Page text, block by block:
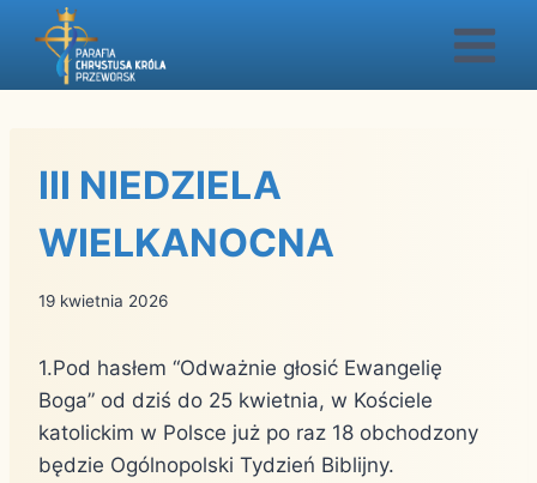
Przejdź
III NIEDZIELA
WIELKANOCNA
19 kwietnia 2026
1.Pod hasłem “Odważnie głosić Ewangelię
Boga” od dziś do 25 kwietnia, w Kościele
katolickim w Polsce już po raz 18 obchodzony
będzie Ogólnopolski Tydzień Biblijny.